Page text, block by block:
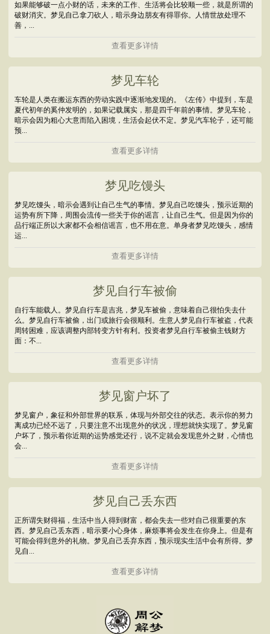
如果能够破一点小财的话，未来的工作、生活将会比较顺一些，就是所谓的
破财消灾。梦见自己拿刀砍人，暗示身边朋友有得罪你。人情世故处理不
善，...
查看更多详情
梦见车轮
车轮是人类在搬运东西的劳动实践中逐渐地发现的。《左传》中提到，车是
夏代初年的奚仲发明的，如果记载属实，那是四千年前的事情。梦见车轮，
暗示会因为粗心大意而陷入困境，生活会起伏不定。梦见汽车轮子，还可能
预...
查看更多详情
梦见吃馒头
梦见吃馒头，暗示会遇到让自己生气的事情。梦见自己吃馒头，预示近期的
运势有所下降，周围会流传一些关于你的谣言，让自己生气。但是因为你的
品行端正所以大家都不会相信谣言，也不用在意。单身者梦见吃馒头，感情
运...
查看更多详情
梦见自行车被偷
自行车能载人。梦见自行车是吉兆，梦见车被偷，意味着自己很怕失去什
么。梦见自行车被偷，出门或旅行会很顺利。生意人梦见自行车被盗，代表
周转困难，应该调整内部转变方针有利。投资者梦见自行车被偷主钱财方
面：不...
查看更多详情
梦见窗户坏了
梦见窗户，象征和外部世界的联系，体现与外部交往的状态。表示你的努力
离成功已经不远了，只要注意不出现意外的状况，理想就快实现了。梦见窗
户坏了，预示着你近期的运势感觉还行，说不定就会发现意外之财，心情也
会...
查看更多详情
梦见自己丢东西
正所谓失财得福，生活中当人得到财富，都会失去一些对自己很重要的东
西。梦见自己丢东西，暗示要小心身体，麻烦事将会发生在你身上。但是有
可能会得到意外的礼物。梦见自己丢弃东西，预示现实生活中会有所得。梦
见自...
查看更多详情